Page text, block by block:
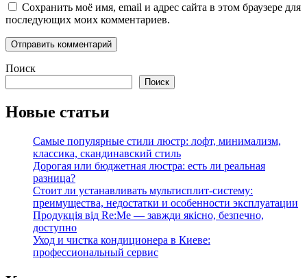
Сохранить моё имя, email и адрес сайта в этом браузере для
последующих моих комментариев.
Поиск
Поиск
Новые статьи
Самые популярные стили люстр: лофт, минимализм,
классика, скандинавский стиль
Дорогая или бюджетная люстра: есть ли реальная
разница?
Стоит ли устанавливать мультисплит-систему:
преимущества, недостатки и особенности эксплуатации
Продукція від Re:Me — завжди якісно, безпечно,
доступно
Уход и чистка кондиционера в Киеве:
профессиональный сервис